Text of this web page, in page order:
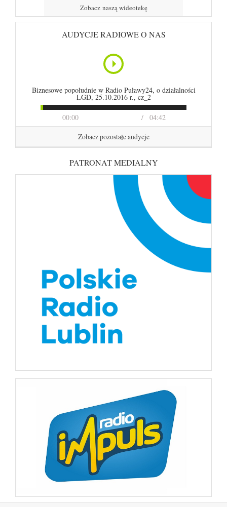
Zobacz naszą wideotekę
AUDYCJE RADIOWE O NAS
00:00 04:42
Biznesowe popołudnie w Radio Puławy24, o działalności
LGD, 25.10.2016 r., cz_2
Zobacz pozostałe audycje
PATRONAT MEDIALNY